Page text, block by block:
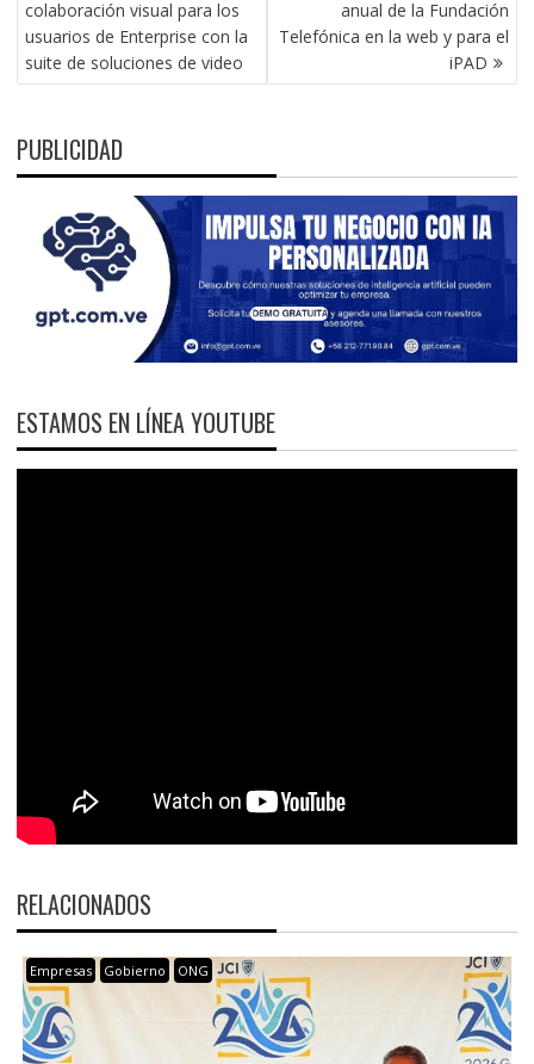
ENTRADAS
colaboración visual para los
usuarios de Enterprise con la
suite de soluciones de video
anual de la Fundación
Telefónica en la web y para el
iPAD
PUBLICIDAD
ESTAMOS EN LÍNEA YOUTUBE
RELACIONADOS
Empresas Gobierno ONG